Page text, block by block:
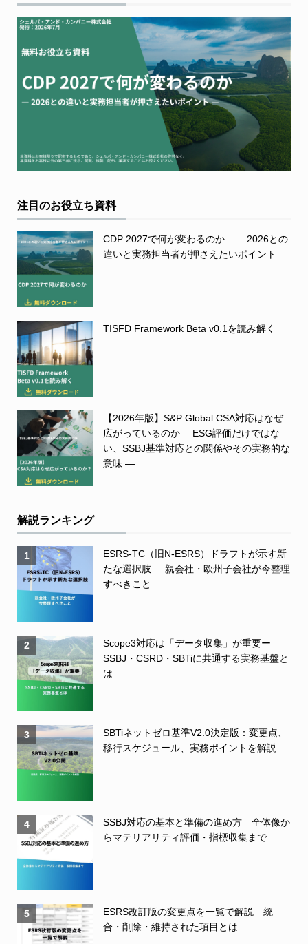
注目のお役立ち資料
CDP 2027で何が変わるのか ― 2026との
違いと実務担当者が押さえたいポイント ―
TISFD Framework Beta v0.1を読み解く
【2026年版】S&P Global CSA対応はなぜ
広がっているのか― ESG評価だけではな
い、SSBJ基準対応との関係やその実務的な
意味 ―
解説ランキング
1
ESRS-TC（旧N-ESRS）ドラフトが示す新
たな選択肢──親会社・欧州子会社が今整理
すべきこと
2
Scope3対応は「データ収集」が重要ー
SSBJ・CSRD・SBTiに共通する実務基盤と
は
3
SBTiネットゼロ基準V2.0決定版：変更点、
移行スケジュール、実務ポイントを解説
4
SSBJ対応の基本と準備の進め方 全体像か
らマテリアリティ評価・指標収集まで
5
ESRS改訂版の変更点を一覧で解説 統
合・削除・維持された項目とは